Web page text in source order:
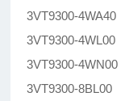
3VT9300-4WA40
3VT9300-4WL00
3VT9300-4WN00
3VT9300-8BL00